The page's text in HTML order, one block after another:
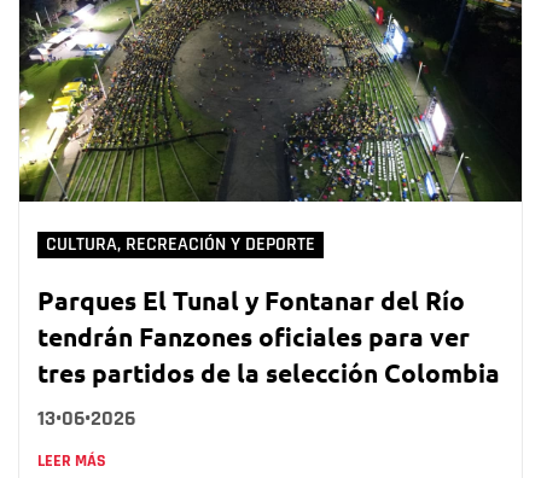
CULTURA, RECREACIÓN Y DEPORTE
Parques El Tunal y Fontanar del Río
tendrán Fanzones oficiales para ver
tres partidos de la selección Colombia
13•06•2026
LEER MÁS